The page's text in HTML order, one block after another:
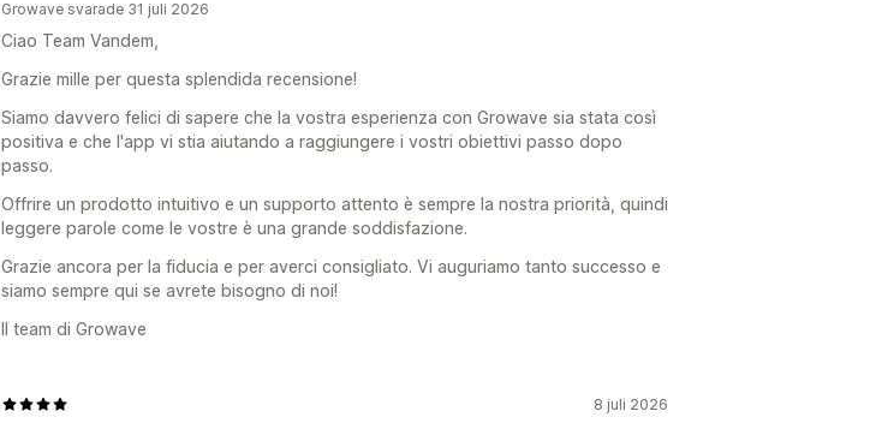
Growave svarade 31 juli 2026
Ciao Team Vandem,
Grazie mille per questa splendida recensione!
Siamo davvero felici di sapere che la vostra esperienza con Growave sia stata così
positiva e che l'app vi stia aiutando a raggiungere i vostri obiettivi passo dopo
passo.
Offrire un prodotto intuitivo e un supporto attento è sempre la nostra priorità, quindi
leggere parole come le vostre è una grande soddisfazione.
Grazie ancora per la fiducia e per averci consigliato. Vi auguriamo tanto successo e
siamo sempre qui se avrete bisogno di noi!
Il team di Growave
8 juli 2026